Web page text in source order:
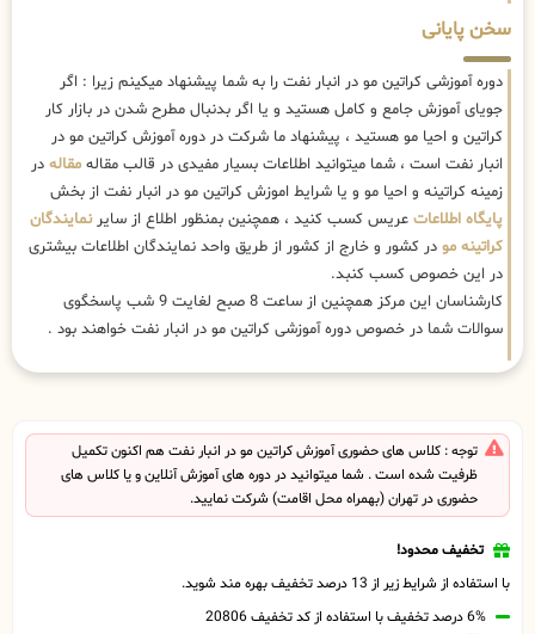
سخن پایانی
دوره آموزشی کراتین مو در انبار نفت را به شما پیشنهاد میکینم زیرا : اگر
جویای آموزش جامع و کامل هستید و یا اگر بدنبال مطرح شدن در بازار کار
کراتین و احیا مو هستید ، پیشنهاد ما شرکت در دوره آموزش کراتین مو در
انبار نفت است ، شما میتوانید اطلاعات بسیار مفیدی در قالب مقاله مقاله در
زمینه کراتینه و احیا مو و یا شرایط اموزش کراتین مو در انبار نفت از بخش
پایگاه اطلاعات عریس کسب کنید ، همچنین بمنظور اطلاع از سایرنمایندگان
کراتینه مو در کشور و خارج از کشور از طریق واحد نمایندگان اطلاعات بیشتری
در این خصوص کسب کنبد.
کارشناسان این مرکز همچنین از ساعت 8 صبح لغایت 9 شب پاسخگوی
سوالات شما در خصوص دوره آموزشی کراتین مو در انبار نفت خواهند بود .
توجه : کلاس های حضوری آموزش کراتین مو در انبار نفت هم اکنون تکمیل
ظرفیت شده است . شما میتوانید در دوره های آموزش آنلاین و یا کلاس های
حضوری در تهران (بهمراه محل اقامت) شرکت نمایید.
تخفیف محدود!
با استفاده از شرایط زیر از 13 درصد تخفیف بهره مند شوید.
6% درصد تخفیف با استفاده از کد تخفیف 20806